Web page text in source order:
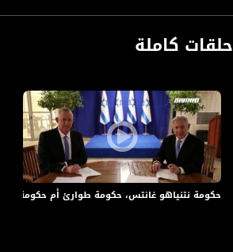
حملة كاحول لافان الموجهة للعرب
لماذا ترفضون التعاون مع المشتركة: هل هي تصريحات ما قبل
الضيف :
حلقات كاملة
حكومة نتنياهو غانتس، حكومة طوارئ أم حكومة لضم